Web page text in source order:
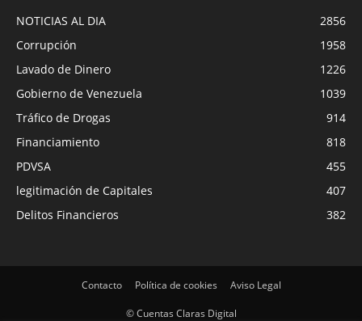
NOTICIAS AL DIA
2856
Corrupción
1958
Lavado de Dinero
1226
Gobierno de Venezuela
1039
Tráfico de Drogas
914
Financiamiento
818
PDVSA
455
legitimación de Capitales
407
Delitos Financieros
382
Contacto Política de cookies Aviso Legal
© Cuentas Claras Digital